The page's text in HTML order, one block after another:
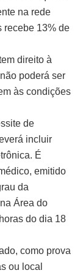
na rede
recebe 13% de
direito à
poderá ser
às condições
de
incluir
É
emitido
da
Área do
do dia 18
como prova
ou local